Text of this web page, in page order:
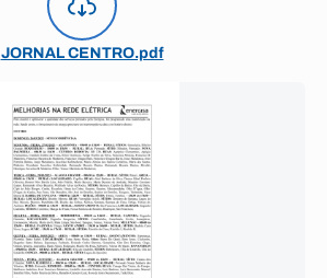
JORNAL CENTRO.pdf